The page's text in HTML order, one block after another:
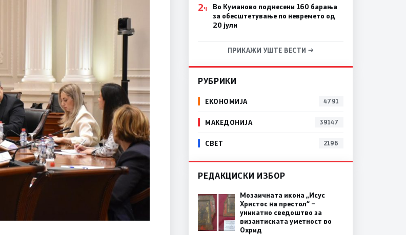
2Ч
Во Куманово поднесени 160 барања
за обесштетување по невремето од
20 јули
ПРИКАЖИ УШТЕ ВЕСТИ →
РУБРИКИ
ЕКОНОМИЈА 4791
МАКЕДОНИЈА 39147
СВЕТ 2196
РЕДАКЦИСКИ ИЗБОР
Мозаичната икона „Исус
Христос на престол“ –
уникатно сведоштво за
византиската уметност во
Охрид